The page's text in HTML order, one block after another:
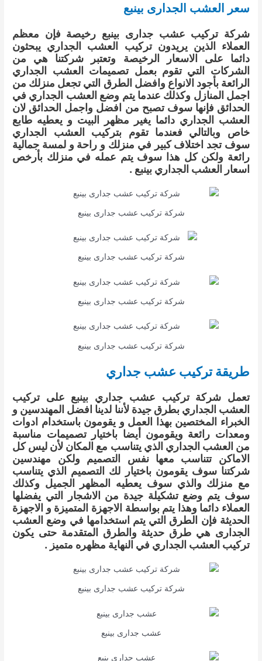
سعر العشب الجدارى بينبع
شركة تركيب عشب جدارى بينبع رخيصة فإن معظم
العملاء الذين يريدون تركيب العشب الجداري يبحثون
دائما على الاسعار الرخيصة وتعتبر شركتنا هي من
الشركات التي تقوم بعمل تصميمات العشب الجداري
الرائعة بأجود الانواع وافضل الطرق التي تجعل منزلك من
اجمل المنازل وكذلك عندما يتم وضع العشب الجداري في
الحدائق فإنها سوف تصبح من افضل واجمل الحدائق لان
العشب الجداري دائما يغير مظهر البيت و يعطيه طابع
خاص وبالتالي فعندما تقوم بتركيب العشب الجداري
سوف تجد اختلاف كبير في منزلك و راحة و لمسة جمالية
رائعة ولكن كل هذا سوف يتم عمله في منزلك بأرخص
اسعار العشب الجداري بينبع .
شركة تركيب عشب جدارى بينبع
شركة تركيب عشب جدارى بينبع
شركة تركيب عشب جدارى بينبع
شركة تركيب عشب جدارى بينبع
طريقة تركيب عشب جداري
تعمل شركة تركيب عشب جداري بينبع على تركيب
العشب الجداري بطرق جيدة لأننا لدينا افضل المهندسين و
الخبراء المختصين بهذا العمل و يقومون باستخدام ادوات
ومعدات رائعة ويقومون أيضا باختيار تصميمات مناسبة
من العشب الجداري الذي يتناسب مع المكان لأن ليس كل
الاماكن تتناسب معها نفس التصميم ولكن مهندسين
شركتنا سوف يقومون باختيار لك التصميم الذي يتناسب
مع منزلك والذي سوف يعطيه المظهر الجميل وكذلك
سوف يتم وضع تشكيلة جيدة من الاشجار التي يفضلها
العملاء دائما وهذا يتم بواسطة الاجهزة المتميزة و الاجهزة
الحديثة فإن الطرق التي يتم استخدامها في وضع العشب
الجدارى هي طرق حديثة والطرق المتقدمة حتى يكون
تركيب العشب الجداري في النهاية مظهره متميز .
شركة تركيب عشب جدارى بينبع
عشب جدارى بينبع